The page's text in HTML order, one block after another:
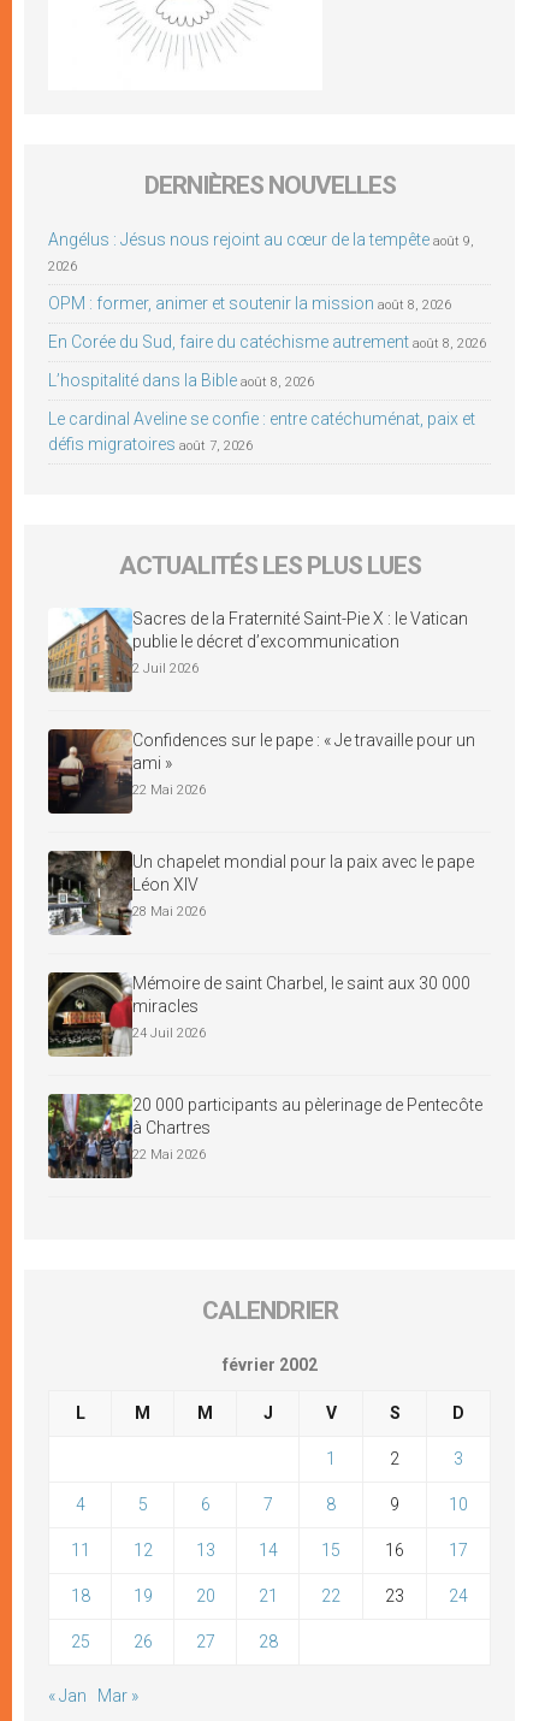
DERNIÈRES NOUVELLES
Angélus : Jésus nous rejoint au cœur de la tempête août 9,
2026
OPM : former, animer et soutenir la mission août 8, 2026
En Corée du Sud, faire du catéchisme autrement août 8, 2026
L’hospitalité dans la Bible août 8, 2026
Le cardinal Aveline se confie : entre catéchuménat, paix et
défis migratoires août 7, 2026
ACTUALITÉS LES PLUS LUES
Sacres de la Fraternité Saint-Pie X : le Vatican
publie le décret d’excommunication
2 Juil 2026
Confidences sur le pape : « Je travaille pour un
ami »
22 Mai 2026
Un chapelet mondial pour la paix avec le pape
Léon XIV
28 Mai 2026
Mémoire de saint Charbel, le saint aux 30 000
miracles
24 Juil 2026
20 000 participants au pèlerinage de Pentecôte
à Chartres
22 Mai 2026
CALENDRIER
février 2002
L M M J V S D
1 2 3
4 5 6 7 8 9 10
11 12 13 14 15 16 17
18 19 20 21 22 23 24
25 26 27 28
« Jan Mar »